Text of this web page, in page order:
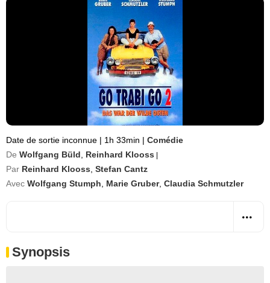
Date de sortie inconnue | 1h 33min | Comédie
De Wolfgang Büld Reinhard Klooss
Par Reinhard Klooss Stefan Cantz
Avec Wolfgang Stumph Marie Gruber, Claudia Schmutzler
Synopsis